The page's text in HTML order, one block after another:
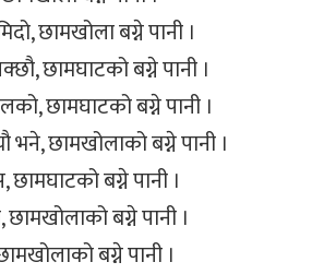
छामखोला बग्ने पानी ।
छामघाटको बग्ने पानी ।
छामघाटको बग्ने पानी ।
भने, छामखोलाको बग्ने पानी ।
बग्ने पानी ।
बग्ने पानी ।
बग्ने पानी ।